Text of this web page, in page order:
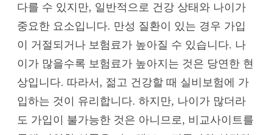
다를 수 있지만, 일반적으로 건강 상태와 나이가
중요한 요소입니다. 만성 질환이 있는 경우 가입
이 거절되거나 보험료가 높아질 수 있습니다. 나
이가 많을수록 보험료가 높아지는 것은 당연한 현
상입니다. 따라서, 젊고 건강할 때 실비보험에 가
입하는 것이 유리합니다. 하지만, 나이가 많더라
도 가입이 불가능한 것은 아니므로, 비교사이트를